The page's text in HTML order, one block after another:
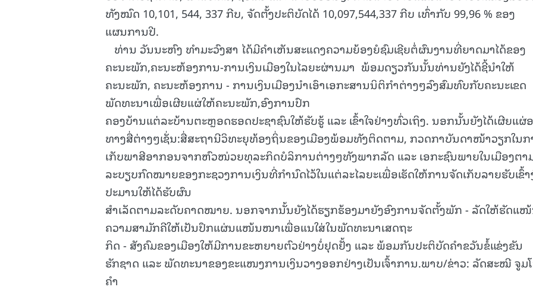
ທັງໝົດ 10,101, 544, 337 ກີບ, ຈັດຕັ້ງປະຕິບັດໄດ້ 10,097,544,337 ກີບ ເທົ່າກັບ 99,96 % ຂອງ
ແຜນການປີ.
ທ່ານ ວັນນະຫົງ ທຳມະວົງສາ ໄດ້ມີຄໍາເຫັນສະແດງຄວາມຍ້ອງຍໍຊົມເຊີຍຕໍ່ຜົນງານທີ່ຍາດມາໄດ້ຂອງ
ຄະນະພັກ,ຄະນະຫ້ອງການ-ການເງິນເມືອງໃນໄລຍະຜ່ານມາ ພ້ອມດຽວກັນນັ້ນທ່ານຍັງໄດ້ຊີ້ນໍາໃຫ້
ຄະນະພັກ, ຄະນະຫ້ອງການ - ການເງິນເມືອງນໍາເອົາເອກະສານນິຕິກໍາຕ່າງໆລົງສົມທົບກັບຄະນະເຂດ
ພັດທະນາເພື່ອເຜີຍແຜ່ໃຫ້ຄະນະພັກ,ອົງການປົກ
ຄອງບ້ານແຕ່ລະບ້ານຕະຫຼອດຮອດປະຊາຊົນໃຫ້ຮັບຮູ້ ແລະ ເຂົ້າໃຈຢ່າງທົ່ວເຖິງ. ນອກນັ້ນຍັງໄດ້ເຜີຍແຜ່
ທາງສື່ຕ່າງໆເຊັ່ນ:ສື່ສະຖານີວິທະຍຸທ້ອງຖິ່ນຂອງເມືອງພ້ອມທັງຕິດຕາມ, ກວດກາບັນດາໜ້າວຽກໃນກ
ເກັບພາສີອາກອນຈາກຫົວໜ່ວຍທຸລະກິດບໍລິການຕ່າງໆທັງພາກລັດ ແລະ ເອກະຊົນພາຍໃນເມືອງຕາ
ລະບຽບກົດໝາຍຂອງກະຊວງການເງິນທີ່ກໍານົດໄວ້ໃນແຕ່ລະໄລຍະເພື່ອເຮັດໃຫ້ການຈັດເກັບລາຍຮັບເຂົ້
ປະມານໃຫ້ໄດ້ຮັບຜົນ
ສຳເລັດຕາມລະດັບຄາດໝາຍ. ນອກຈາກນັ້ນຍັງໄດ້ຮຽກຮ້ອງມາຍັງອົງການຈັດຕັ້ງພັກ - ລັດໃຫ້ຮັດແ
ຄວາມສາມັກຄີໃຫ້ເປັນປຶກແຜ່ນແໜ້ນໜາເພື່ອແນໃສ່ໃນພັດທະນາເສດຖະ
ກິດ - ສັງຄົມຂອງເມືອງໃຫ້ມີການຂະຫຍາຍຕົວຢ່າງບໍ່ຢຸດຢັ້ງ ແລະ ພ້ອມກັນປະຕິບັດຄໍາຂວັນຂໍ້ແຂ່ງຂັນ
ຮັກຊາດ ແລະ ພັດທະນາຂອງຂະແໜງການເງິນວາງອອກຢ່າງເປັນເຈົ້າການ.ພາບ/ຂ່າວ: ລັດສະໝີ ຈູມ
ຄໍາ